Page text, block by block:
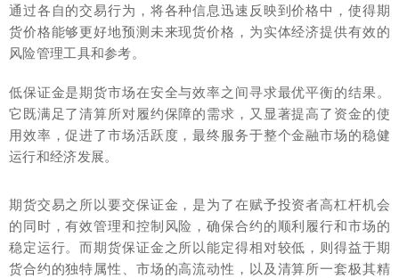
通过各自的交易行为，将各种信息迅速反映到价格中，使得期
货价格能够更好地预测未来现货价格，为实体经济提供有效的
风险管理工具和参考。
低保证金是期货市场在安全与效率之间寻求最优平衡的结果。
它既满足了清算所对履约保障的需求，又显著提高了资金的使
用效率，促进了市场活跃度，最终服务于整个金融市场的稳健
运行和经济发展。
期货交易之所以要交保证金，是为了在赋予投资者高杠杆机会
的同时，有效管理和控制风险，确保合约的顺利履行和市场的
稳定运行。而期货保证金之所以能定得相对较低，则得益于期
货合约的独特属性、市场的高流动性，以及清算所一套极其精